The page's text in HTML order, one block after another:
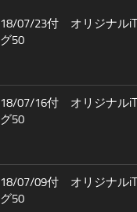
18/07/23付 オリジナル
グ50
18/07/16付 オリジナル
グ50
18/07/09付 オリジナル
グ50